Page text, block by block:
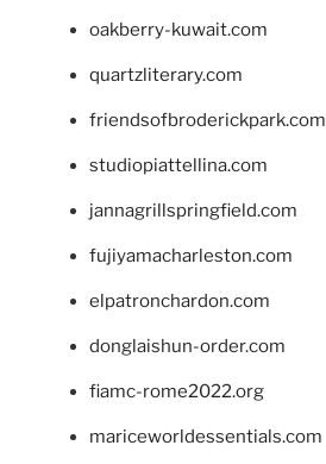
oakberry-kuwait.com
quartzliterary.com
friendsofbroderickpark.com
studiopiattellina.com
jannagrillspringfield.com
fujiyamacharleston.com
elpatronchardon.com
donglaishun-order.com
fiamc-rome2022.org
mariceworldessentials.com